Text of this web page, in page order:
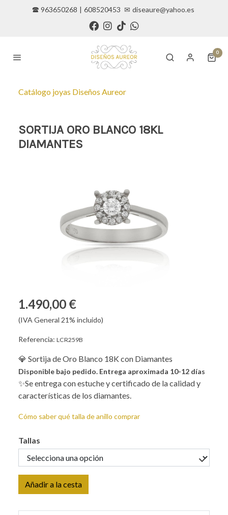
🕿 963650268 | 608520453 ✉ diseaure@yahoo.es
0
Catálogo joyas Diseños Aureor
SORTIJA ORO BLANCO 18KL
DIAMANTES
1.490,00 €
(IVA General 21% incluido)
Referencia: LCR259B
💎 Sortija de Oro Blanco 18K con Diamantes
Disponible bajo pedido. Entrega aproximada 10-12 días
✨Se entrega con estuche y certificado de la calidad y
características de los diamantes.
Cómo saber qué talla de anillo comprar
Tallas
Añadir a la cesta